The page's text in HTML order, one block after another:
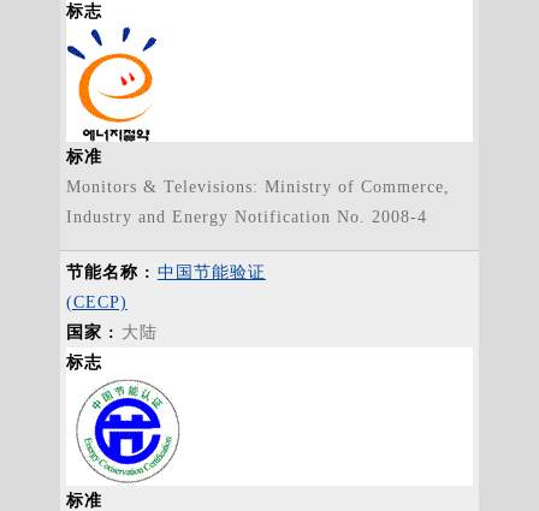
标志
标准
Monitors & Televisions: Ministry of Commerce,
Industry and Energy Notification No. 2008-4
中国节能验证
(CECP)
大陆
标志
标准